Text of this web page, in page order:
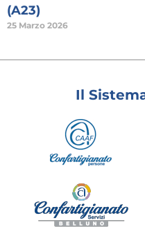
(A23)
25 Marzo 2026
Il